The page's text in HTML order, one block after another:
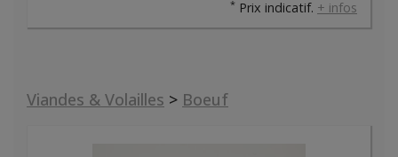
* Prix indicatif. + infos
Viandes & Volailles > Boeuf